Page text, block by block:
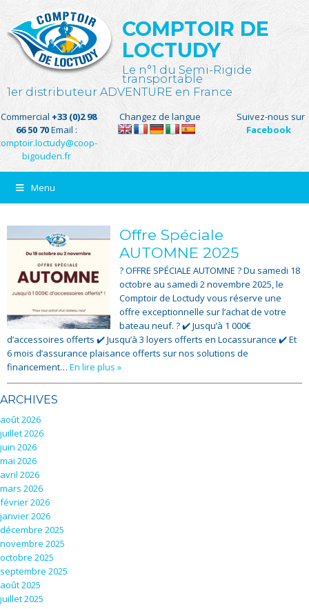
COMPTOIR DE
LOCTUDY
Le n°1 du Semi-Rigide
transportable
1er distributeur ADVENTURE en France
+33 (0)2 98
66 50 70Email :
bigouden.fr
Changez de langue
Suivez-nous sur
Facebook
Menu
Offre Spéciale
AUTOMNE 2025
? OFFRE SPÉCIALE AUTOMNE ? Du samedi 18
octobre au samedi 2 novembre 2025, le
Comptoir de Loctudy vous réserve une
offre exceptionnelle sur l’achat de votre
bateau neuf. ? ✔️ Jusqu’à 1 000€
d’accessoires offerts ✔️ Jusqu’à 3 loyers offerts en Locassurance ✔️ Et
6 mois d’assurance plaisance offerts sur nos solutions de
financement… En lire plus »
ARCHIVES
août 2026
juillet 2026
juin 2026
mai 2026
avril 2026
mars 2026
février 2026
janvier 2026
décembre 2025
novembre 2025
octobre 2025
septembre 2025
août 2025
juillet 2025